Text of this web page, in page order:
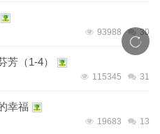
93988 30
芳（1-4）
115345 31
幸福
19683 13